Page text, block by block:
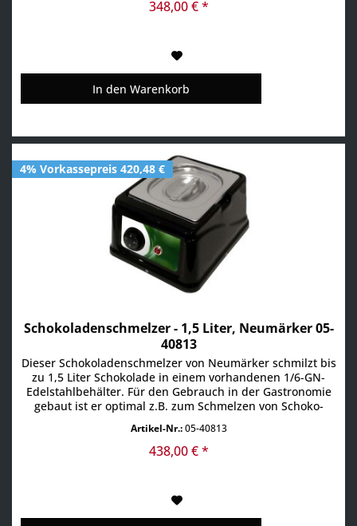
Sie ein etwas andere Version. Natürlich ist her der
348,00 € *
In den Warenkorb
4% Vorkassepreis 420,48 €
Schokoladenschmelzer - 1,5 Liter, Neumärker 05-
40813
Dieser Schokoladenschmelzer von Neumärker schmilzt bis
zu 1,5 Liter Schokolade in einem vorhandenen 1/6-GN-
Edelstahlbehälter. Für den Gebrauch in der Gastronomie
gebaut ist er optimal z.B. zum Schmelzen von Schoko-
Anschluss: 230 V / 80 W Produktdetails: herausnehmbarer
Edelstahlbehälter mit Deckeln der Boden und die Seiten...
Artikel-Nr.:05-40813
438,00 € *